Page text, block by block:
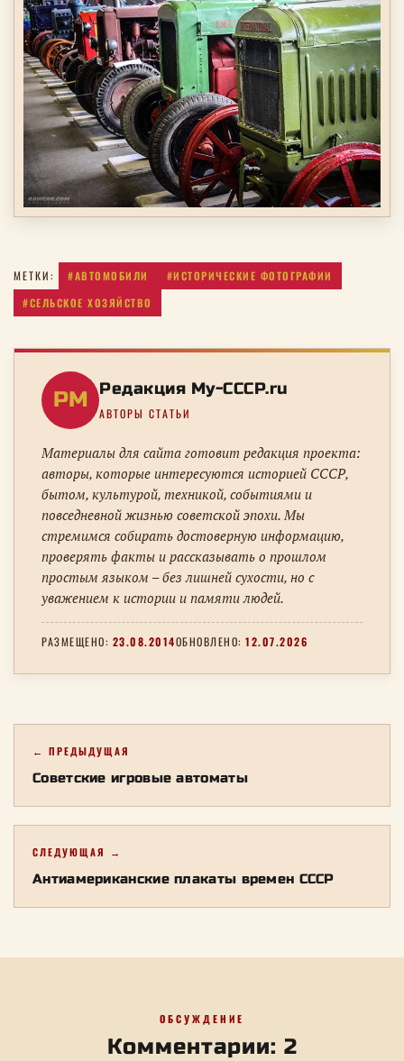
МЕТКИ: #АВТОМОБИЛИ
#ИСТОРИЧЕСКИЕ ФОТОГРАФИИ
#СЕЛЬСКОЕ ХОЗЯЙСТВО
РM Редакция My-CCCP.ru
АВТОРЫ СТАТЬИ
Материалы для сайта готовит редакция проекта:
авторы, которые интересуются историей СССР,
бытом, культурой, техникой, событиями и
повседневной жизнью советской эпохи. Мы
стремимся собирать достоверную информацию,
проверять факты и рассказывать о прошлом
простым языком – без лишней сухости, но с
уважением к истории и памяти людей.
РАЗМЕЩЕНО: 23.08.2014ОБНОВЛЕНО: 12.07.2026
← ПРЕДЫДУЩАЯ
Советские игровые автоматы
СЛЕДУЮЩАЯ →
Антиамериканские плакаты времен СССР
ОБСУЖДЕНИЕ
Комментарии: 2